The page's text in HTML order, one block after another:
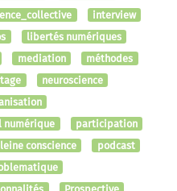
interview
libertés numériques
mediation
méthodes
neuroscience
numérique
participation
conscience
podcast